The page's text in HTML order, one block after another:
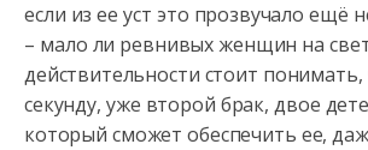
если из ее уст это прозвучало ещё
– мало ли ревнивых женщин на
действительности стоит понимать,
секунду, уже второй брак, двое
который сможет обеспечить ее,